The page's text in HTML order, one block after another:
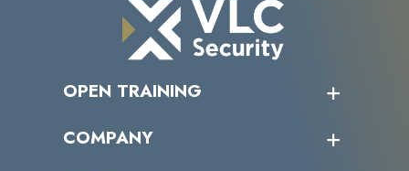
OPEN TRAINING
受講者の声
COMPANY